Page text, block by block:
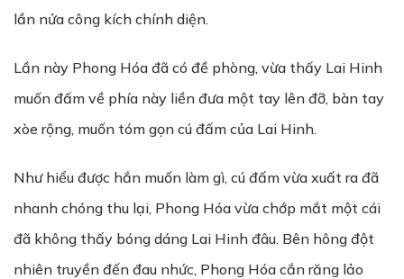
lần nửa công kích chính diện.
Lần này Phong Hóa đã có đề phòng, vừa thấy Lai Hinh
muốn đấm về phía này liền đưa một tay lên đỡ, bàn tay
xòe rộng, muốn tóm gọn cú đấm của Lai Hinh.
Như hiểu được hắn muốn làm gì, cú đấm vừa xuất ra đã
nhanh chóng thu lại, Phong Hóa vừa chớp mắt một cái
đã không thấy bóng dáng Lai Hinh đâu. Bên hông đột
nhiên truyền đến đau nhức, Phong Hóa cắn răng lảo